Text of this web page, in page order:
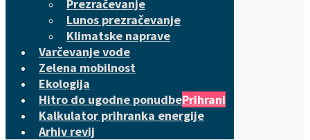
Prezračevanje
Lunos prezračevanje
Klimatske naprave
Varčevanje vode
Zelena mobilnost
Ekologija
Hitro do ugodne ponudbePrihrani
Kalkulator prihranka energije
Arhiv revij